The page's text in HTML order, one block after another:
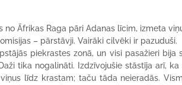
Āfrikas Raga pāri Adanas līcim, izmeta
– pārstāvji. Vairāki cilvēki ir pazuduši.
piekrastes zonā, un visi pasažieri bija
tika nogalināti. Izdzīvojušie stāstīja arī, ka
līdz krastam; taču tāda neieradās.